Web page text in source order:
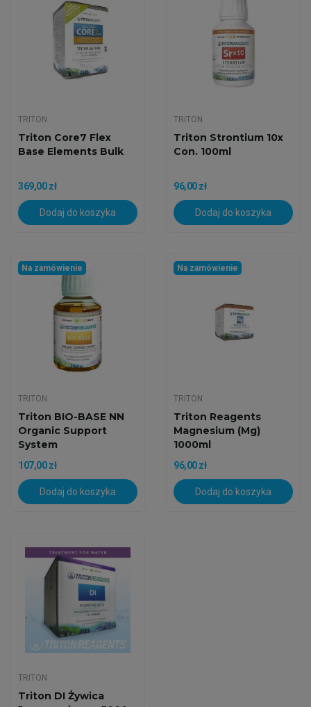
TRITON
Triton Core7 Flex
Base Elements Bulk
369,00 zł
Dodaj do koszyka
TRITON
Triton Strontium 10x
Con. 100ml
96,00 zł
Dodaj do koszyka
Na zamówienie
TRITON
Triton BIO-BASE NN
Organic Support
System
107,00 zł
Dodaj do koszyka
Na zamówienie
TRITON
Triton Reagents
Magnesium (Mg)
1000ml
96,00 zł
Dodaj do koszyka
TRITON
Triton DI Żywica